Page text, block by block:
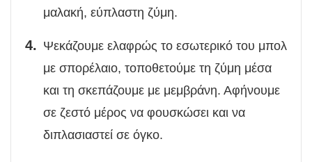
μαλακή, εύπλαστη ζύμη.
Ψεκάζουμε ελαφρώς το εσωτερικό του μπολ
με σπορέλαιο, τοποθετούμε τη ζύμη μέσα
και τη σκεπάζουμε με μεμβράνη. Αφήνουμε
σε ζεστό μέρος να φουσκώσει και να
διπλασιαστεί σε όγκο.